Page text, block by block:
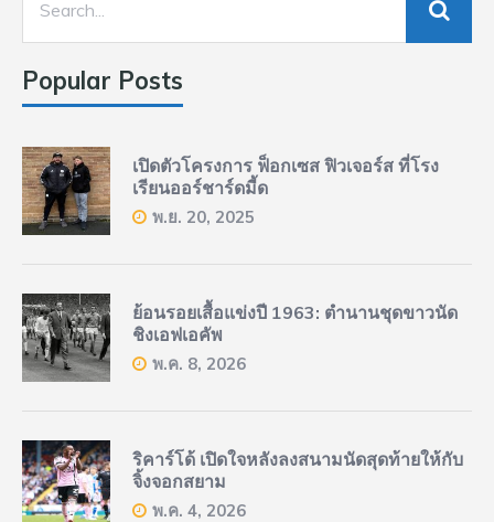
Popular Posts
เปิดตัวโครงการ ฟ็อกเซส ฟิวเจอร์ส ที่โรง
เรียนออร์ชาร์ดมี้ด
พ.ย. 20, 2025
ย้อนรอยเสื้อแข่งปี 1963: ตำนานชุดขาวนัด
ชิงเอฟเอคัพ
พ.ค. 8, 2026
ริคาร์โด้ เปิดใจหลังลงสนามนัดสุดท้ายให้กับ
จิ้งจอกสยาม
พ.ค. 4, 2026